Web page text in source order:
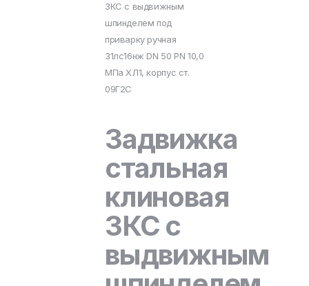
ЗКС с выдвижным
шпинделем под
приварку ручная
31лс16нж DN 50 PN 10,0
МПа ХЛ1, корпус ст.
09Г2С
Задвижка
стальная
клиновая
ЗКС с
выдвижным